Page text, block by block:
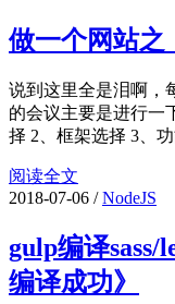
做一个网站之
说到这里全是泪啊，
的会议主要是进行一
择 2、框架选择 3、
阅读全文
2018-07-06 / NodeJS
gulp编译sass/
编译成功》